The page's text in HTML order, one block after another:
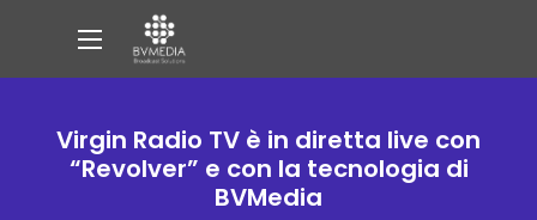
Virgin Radio TV è in diretta live con
“Revolver” e con la tecnologia di
BVMedia